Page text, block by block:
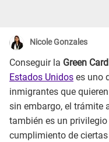
Nicole Gonzales
Conseguir la Green Card
Estados Unidos es uno
inmigrantes que
sin embargo, el trámite
también es un
cumplimiento de